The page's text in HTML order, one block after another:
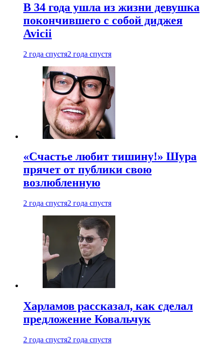
В 34 года ушла из жизни девушка
покончившего с собой диджея
Avicii
2 года спустя2 года спустя
«Счастье любит тишину!» Шура
прячет от публики свою
возлюбленную
2 года спустя2 года спустя
Харламов рассказал, как сделал
предложение Ковальчук
2 года спустя2 года спустя